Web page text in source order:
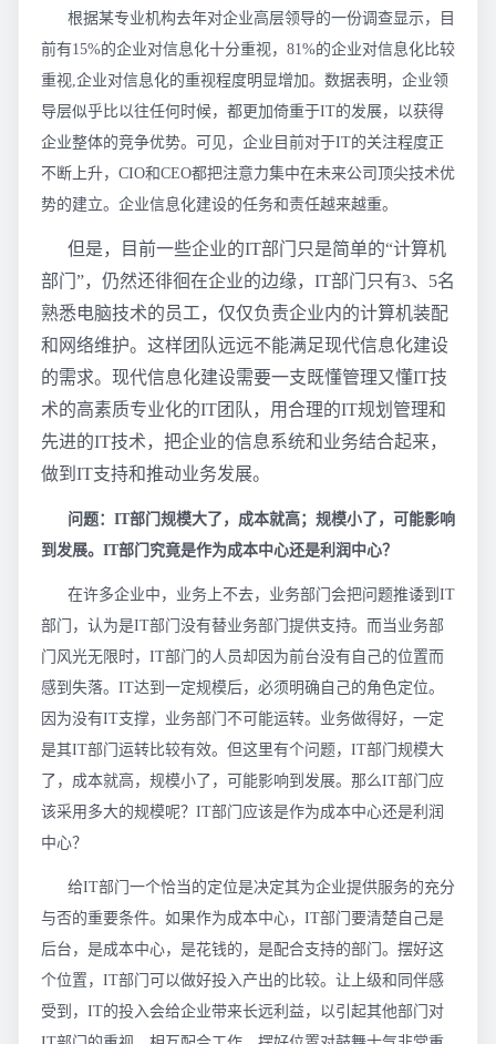
根据某专业机构去年对企业高层领导的一份调查显示，目
前有15%的企业对信息化十分重视，81%的企业对信息化比较
重视,企业对信息化的重视程度明显增加。数据表明，企业领
导层似乎比以往任何时候，都更加倚重于IT的发展，以获得
企业整体的竞争优势。可见，企业目前对于IT的关注程度正
不断上升，CIO和CEO都把注意力集中在未来公司顶尖技术优
势的建立。企业信息化建设的任务和责任越来越重。
但是，目前一些企业的IT部门只是简单的“计算机
部门”，仍然还徘徊在企业的边缘，IT部门只有3、5名
熟悉电脑技术的员工，仅仅负责企业内的计算机装配
和网络维护。这样团队远远不能满足现代信息化建设
的需求。现代信息化建设需要一支既懂管理又懂IT技
术的高素质专业化的IT团队，用合理的IT规划管理和
先进的IT技术，把企业的信息系统和业务结合起来，
做到IT支持和推动业务发展。
问题：IT部门规模大了，成本就高；规模小了，可能影响
到发展。IT部门究竟是作为成本中心还是利润中心？
在许多企业中，业务上不去，业务部门会把问题推诿到IT
部门，认为是IT部门没有替业务部门提供支持。而当业务部
门风光无限时，IT部门的人员却因为前台没有自己的位置而
感到失落。IT达到一定规模后，必须明确自己的角色定位。
因为没有IT支撑，业务部门不可能运转。业务做得好，一定
是其IT部门运转比较有效。但这里有个问题，IT部门规模大
了，成本就高，规模小了，可能影响到发展。那么IT部门应
该采用多大的规模呢？IT部门应该是作为成本中心还是利润
中心？
给IT部门一个恰当的定位是决定其为企业提供服务的充分
与否的重要条件。如果作为成本中心，IT部门要清楚自己是
后台，是成本中心，是花钱的，是配合支持的部门。摆好这
个位置，IT部门可以做好投入产出的比较。让上级和同伴感
受到，IT的投入会给企业带来长远利益，以引起其他部门对